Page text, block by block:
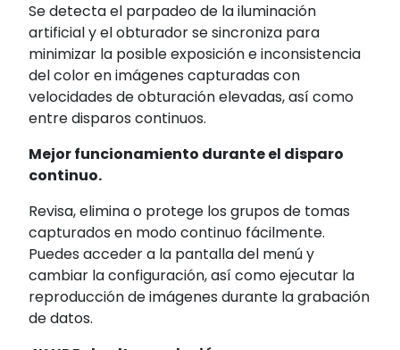
Se detecta el parpadeo de la iluminación
artificial y el obturador se sincroniza para
minimizar la posible exposición e inconsistencia
del color en imágenes capturadas con
velocidades de obturación elevadas, así como
entre disparos continuos.
Mejor funcionamiento durante el disparo
continuo.
Revisa, elimina o protege los grupos de tomas
capturados en modo continuo fácilmente.
Puedes acceder a la pantalla del menú y
cambiar la configuración, así como ejecutar la
reproducción de imágenes durante la grabación
de datos.